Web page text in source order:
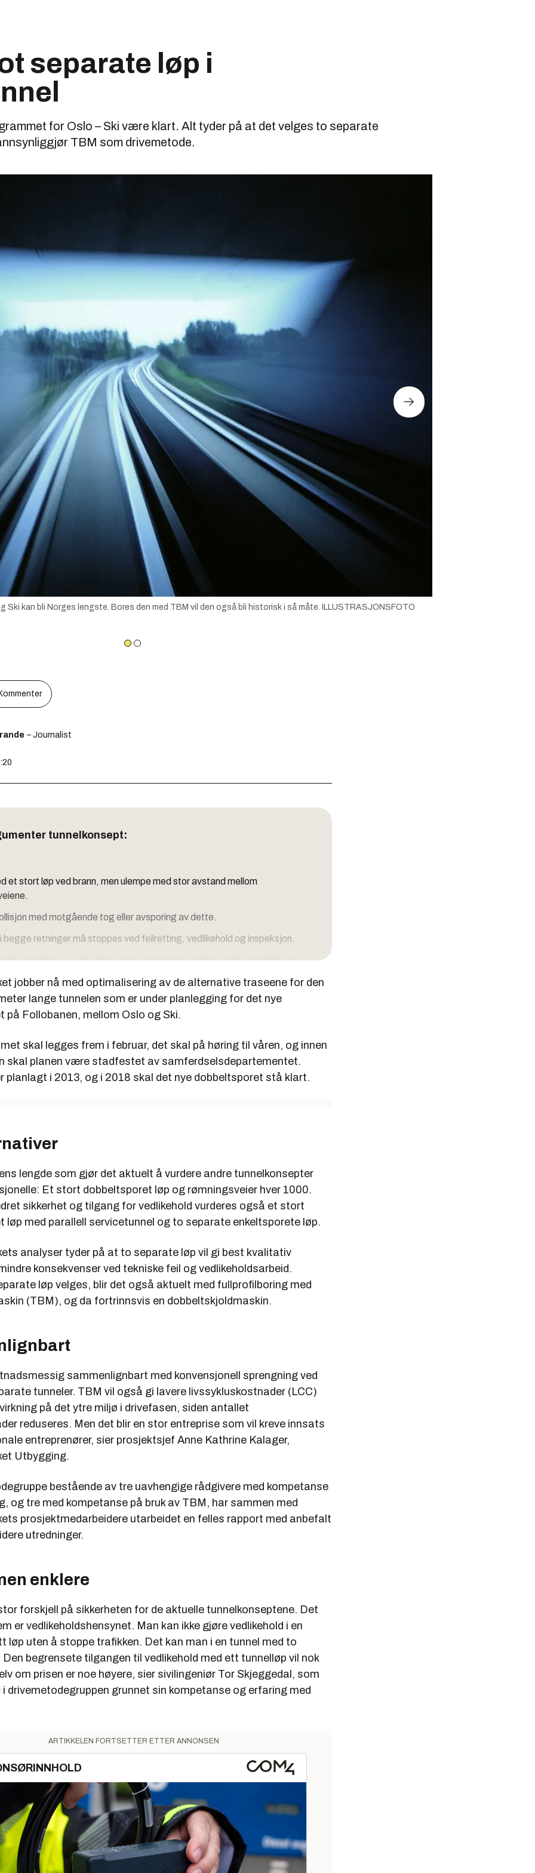
separate løp i
for Oslo – Ski være klart. Alt tyder på at det velges to separate
TBM som drivemetode.
Ski kan bli Norges lengste. Bores den med TBM vil den også bli historisk i så måte. ILLUSTRASJONSFOTO
– Journalist
tunnelkonsept:
et stort løp ved brann, men ulempe med stor avstand mellom
med motgående tog eller avsporing av dette.
i begge retninger må stoppes ved feilretting, vedlikehold og inspeksjon.
installasjoner kan plasseres i rømningstunnelen og nås uten å berøre
mindre avstand mellom rømningsveiene.
for kollisjon med tog i motgående spor.
kan utføres i det ene løpet mens det fortsatt er trafikk i det andre.
installasjoner kan plasseres i tverrforbindelsene, men trafikken må
i Norge.
både ved valg av et stort dobbeltsporet løp og to separate enkeltsporete
angrepspunkter for å få en akseptabel byggetid, og det er vanskelig å
riggområder for tverrslag på deler av strekningen grunnet tett
inndrift i områder som er sårbare for lekkasjer.
i en høyhastighetsbanetunnel. Alternativ til PE-skum må vurderes. En
med metoden i Norge gjør at man blir avhengig av utenlandske
og entreprenører.
mot sprengning ved valg av ett dobbeltsporet tunnelløp, fordi
gir for lav inndrift.
vil være ved Åsland Pukkverk, og dermed påvirke det ytre miljø på
minimalt i drivefasen.
erstatter både bergsikring, injeksjon, vann- og frostsikring,
av at man kan tillate innlekkasje i cirka et døgn før betongforingen er
opp til 16 bar på enkelte traséalternativer, må betongen
for å tåle dette vanntrykket, og det må stilles høye krav til de vanntette
jobber nå med optimalisering av de alternative traseene for den
lange tunnelen som er under planlegging for det nye
på Follobanen, mellom Oslo og Ski.
skal legges frem i februar, det skal på høring til våren, og innen
skal planen være stadfestet av samferdselsdepartementet.
planlagt i 2013, og i 2018 skal det nye dobbeltsporet stå klart.
lengde som gjør det aktuelt å vurdere andre tunnelkonsepter
Et stort dobbeltsporet løp og rømningsveier hver 1000.
sikkerhet og tilgang for vedlikehold vurderes også et stort
løp med parallell servicetunnel og to separate enkeltsporete løp.
analyser tyder på at to separate løp vil gi best kvalitativ
konsekvenser ved tekniske feil og vedlikeholdsarbeid.
løp velges, blir det også aktuelt med fullprofilboring med
(TBM), og da fortrinnsvis en dobbeltskjoldmaskin.
sammenlignbart med konvensjonell sprengning ved
tunneler. TBM vil også gi lavere livssykluskostnader (LCC)
på det ytre miljø i drivefasen, siden antallet
reduseres. Men det blir en stor entreprise som vil kreve innsats
entreprenører, sier prosjektsjef Anne Kathrine Kalager,
Utbygging.
bestående av tre uavhengige rådgivere med kompetanse
og tre med kompetanse på bruk av TBM, har sammen med
prosjektmedarbeidere utarbeidet en felles rapport med anbefalt
utredninger.
enklere
forskjell på sikkerheten for de aktuelle tunnelkonseptene. Det
er vedlikeholdshensynet. Man kan ikke gjøre vedlikehold i en
løp uten å stoppe trafikken. Det kan man i en tunnel med to
begrensete tilgangen til vedlikehold med ett tunnelløp vil nok
om prisen er noe høyere, sier sivilingeniør Tor Skjeggedal, som
drivemetodegruppen grunnet sin kompetanse og erfaring med
ARTIKKELEN FORTSETTER ETTER ANNONSEN